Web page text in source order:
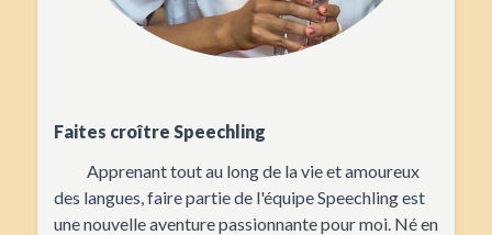
Faites croître Speechling
Apprenant tout au long de la vie et amoureux
des langues, faire partie de l'équipe Speechling est
une nouvelle aventure passionnante pour moi. Né en